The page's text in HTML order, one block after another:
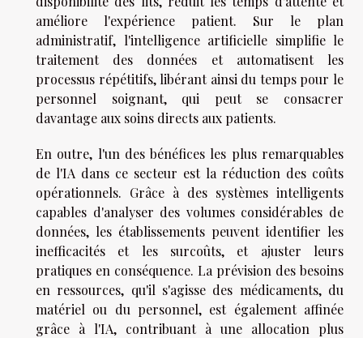
améliore l'expérience patient. Sur le plan
administratif, l'intelligence artificielle simplifie le
traitement des données et automatisent les
processus répétitifs, libérant ainsi du temps pour le
personnel soignant, qui peut se consacrer
davantage aux soins directs aux patients.
En outre, l'un des bénéfices les plus remarquables
de l'IA dans ce secteur est la réduction des coûts
opérationnels. Grâce à des systèmes intelligents
capables d'analyser des volumes considérables de
données, les établissements peuvent identifier les
inefficacités et les surcoûts, et ajuster leurs
pratiques en conséquence. La prévision des besoins
en ressources, qu'il s'agisse des médicaments, du
matériel ou du personnel, est également affinée
grâce à l'IA, contribuant à une allocation plus